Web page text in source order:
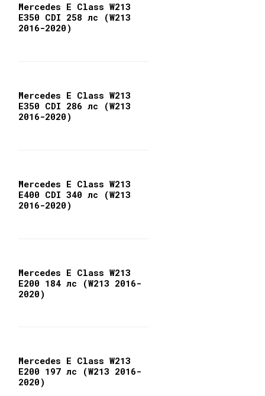
Mercedes E Class W213
E350 CDI 258 лс (W213
2016-2020)
Mercedes E Class W213
E350 CDI 286 лс (W213
2016-2020)
Mercedes E Class W213
E400 CDI 340 лс (W213
2016-2020)
Mercedes E Class W213
E200 184 лс (W213 2016-
2020)
Mercedes E Class W213
E200 197 лс (W213 2016-
2020)